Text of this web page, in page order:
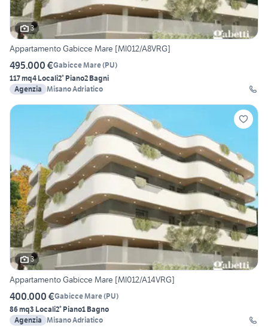
3
Appartamento Gabicce Mare [MI012/A8VRG]
495.000 €Gabicce Mare(PU)
117 mq4 Locali2° Piano2 Bagni
Agenzia Misano Adriatico
3
Appartamento Gabicce Mare [MI012/A14VRG]
400.000 €Gabicce Mare(PU)
86 mq3 Locali2° Piano1 Bagno
Agenzia Misano Adriatico